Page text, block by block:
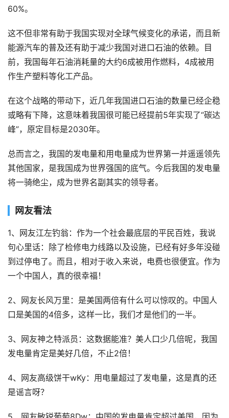
60%。
这不但非常有助于我国实现对全球气候变化的承诺，而且新
能源汽车的普及还有助于减少我国对进口石油的依赖。目
前，我国每年石油消耗量的大约6成被用作燃料，4成被用
作生产塑料等化工产品。
在这个战略的带动下，近几年我国进口石油的数量已经企稳
或略有下降，这意味着我国很可能已经提前5年实现了“碳达
峰”，原定目标是2030年。
总而言之，我国的发电量和用电量成为世界第一并遥遥领先
其他国家，是我国成为世界强国的底气。今后我国的发电量
将一骑绝尘，成为世界名副其实的领导者。
网友看法
1、网友江左钓翁：作为一个社会最底层的平民百姓，我说
句心里话：除了检修电力线路以及设施，已经有好多年没碰
到过停电了。而且，相对于收入来说，电费也很便宜。作为
一个中国人，真的很幸福！
2、网友长风万里：是美国两倍有什么可以惊叹的。中国人
口是美国的4倍多，这样一比，我们才是他们的一半。
3、网友神之特派员：这数据能准？美人口少几倍呢，我国
发电量肯定是美好几倍，不止2倍！
4、网友高级饼干wKy：用电量超过了发电量，这是真的还
是谣言呀？